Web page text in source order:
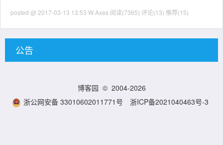
posted @ 2017-03-13 13:53 W·Axes 阅读(7365) 评论(13) 推荐(15)
公告
博客园 © 2004-2026
浙公网安备 33010602011771号
浙ICP备2021040463号-3